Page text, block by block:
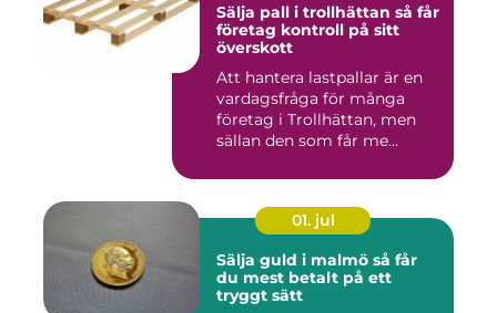
Sälja pall i trollhättan så får
företag kontroll på sitt
överskott
Att hantera lastpallar är en
vardagsfråga för många
företag i Trollhättan, men
sällan den som får me...
01. jul
Sälja guld i malmö så får
du mest betalt på ett
tryggt sätt